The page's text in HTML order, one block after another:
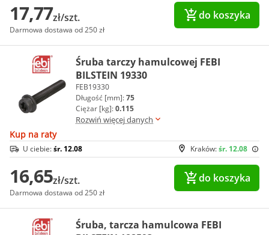
17,77zł/szt.
Darmowa dostawa od 250 zł
do koszyka
Śruba tarczy hamulcowej FEBI
BILSTEIN 19330
FEB19330
Długość [mm]:75
Ciężar [kg]:0.115
Rozwiń więcej danych
Kup na raty
Kraków:śr. 12.08
U ciebie:śr. 12.08
16,65zł/szt.
Darmowa dostawa od 250 zł
do koszyka
Śruba, tarcza hamulcowa FEBI